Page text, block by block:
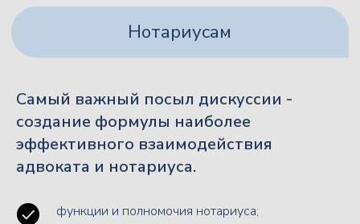
Самый важный посыл дискуссии -
создание формулы наиболее
эффективного взаимодействия
адвоката и нотариуса.
функции и полномочия нотариуса;